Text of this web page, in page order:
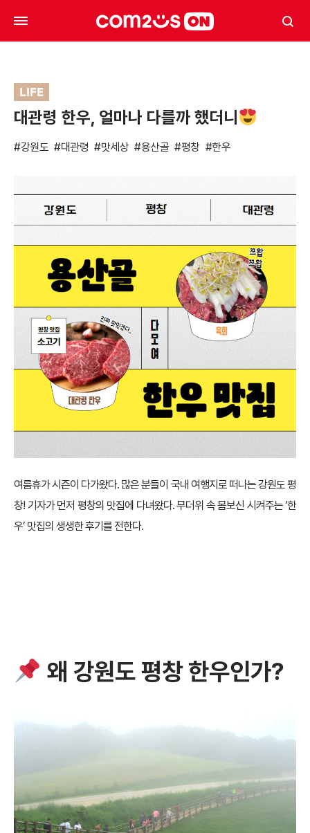
LIFE
대관령 한우, 얼마나 다를까 했더니
#강원도 #대관령 #맛세상 #용산골 #평창 #한우
여름휴가 시즌이 다가왔다. 많은 분들이 국내 여행지로 떠나는 강원도 평
창! 기자가 먼저 평창의 맛집에 다녀왔다. 무더위 속 몸보신 시켜주는 ‘한
우’ 맛집의 생생한 후기를 전한다.
왜 강원도 평창 한우인가?